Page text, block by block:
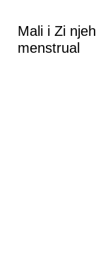
Mali i Zi
menstrual